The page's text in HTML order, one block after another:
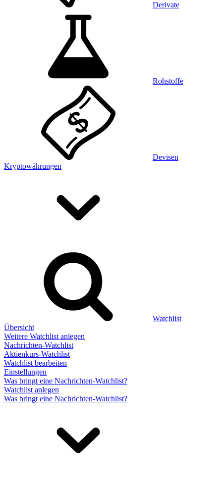
Derivate
Rohstoffe
Devisen
Kryptowährungen
Watchlist
Übersicht
Weitere Watchlist anlegen
Nachrichten-Watchlist
Aktienkurs-Watchlist
Watchlist bearbeiten
Einstellungen
Was bringt eine Nachrichten-Watchlist?
Watchlist anlegen
Was bringt eine Nachrichten-Watchlist?